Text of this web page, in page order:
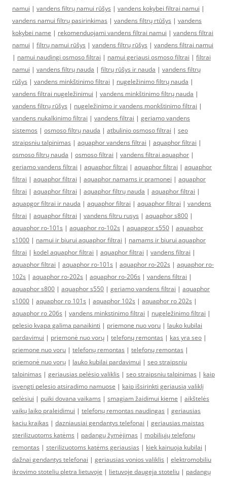
namui | vandens filtrų namui rūšys | vandens kokybei filtrai namui |
vandens namui filtrų pasirinkimas | vandens filtrų rtūšys | vandens
kokybei name | rekomenduojami vandens filtrai namui | vandens filtrai
namui | filtrų namui rūšys | vandens filtrų rūšys | vandens filtrai namui
| namui naudingi osmoso filtrai | namui geriausi osmoso filtrai | filtrai
namui | vandens filtrų nauda | filtrų rūšys ir nauda | vandens filtrų
rūšys | vandens minkštinimo filtrai | nugeležinimo filtrų nauda |
vandens filtrai nugeležinimui | vandens minkštinimo filtrų nauda |
vandens filtrų rūšys | nugeležinimo ir vandens monkštinimo filtrai |
vandens nukalkinimo filtrai | vandens filtrai | geriamo vandens
sistemos | osmoso filtrų nauda | atbulinio osmoso filtrai | seo
straipsniu talpinimas | aquaphor vandens filtrai | aquaphor filtrai |
osmoso filtrų nauda | osmoso filtrai | vandens filtrai aquaphor |
geriamo vandens filtrai | aquaphor filtrai | aquaphor filtrai | aquaphor
filtrai | aquaphor filtrai | aquaphor namams ir pramonei | aquaphor
filtrai | aquaphor filtrai | aquaphor filtrų nauda | aquaphor filtrai |
aquapgor filtrai ir nauda | aquaphor filtrai | aquaphor filtrai | vandens
filtrai | aquaphor filtrai | vandens filtru rusys | aquaphor s800 |
aquaphor ro-101s | aquaphor ro-102s | aquapgor s550 | aquaphor
s1000 | namui ir biurui aquaphor filtrai | namams ir biurui aquaphor
filtrai | kodel aquaphor filtrai | aquaphor filtrai | vandens filtrai |
aquaphor filtrai | aquaphor ro-101s | aquaphor ro-202s | aquaphor ro-
102s | aquaphor ro-202s | aquaphor ro-206s | vandens filtrai |
aquaphor s800 | aquaphor s550 | geriamo vandens filtrai | aquaphor
s1000 | aquaphor ro 101s | aquaphor 102s | aquaphor ro 202s |
aquaphor ro 206s | vandens minkstinimo filtrai | nugeležinimo filtrai |
pelesio kvapa galima panaikinti | priemone nuo voru | lauko kubilai
pardavimui | priemonė nuo vorų | telefonų remontas | kas yra seo |
priemone nuo voru | telefonų remontas | telefonų remontas |
priemonė nuo vorų | lauko kubilai pardavimui | seo straipsniu
talpinimas | geriausias pelėsio valiklis | seo straipsniu talpinimas | kaip
isvengti pelesio atsiradimo namuose | kaip išsirinkti geriausią valiklį
pelėsiui | puiki dovana vaikams | smagiam žaidimui kieme | aikštelės
vaikų laiko praleidimui | telefonų remontas naudingas | geriausias
kaciu kraikas | dazniausiai gendantys telefonai | geriausias maistas
sterilizuotoms katėms | padangų žymėjimas | mobiliųjų telefonų
remontas | sterilizuotoms katėms geriausias | kiek kainuoja kubilai |
dažnai gendantys telefonai | geriausias vonios valiklis | elektromobiliu
ikrovimo stoteliu pletra lietuvoje | lietuvoje daugeja stoteliu | padangų